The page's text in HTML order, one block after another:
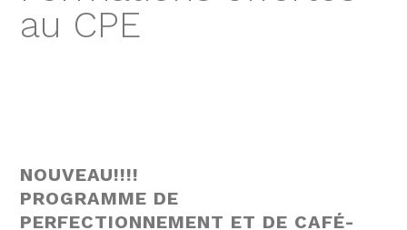
au CPE
NOUVEAU!!!!
PROGRAMME DE
PERFECTIONNEMENT ET DE CAFÉ-